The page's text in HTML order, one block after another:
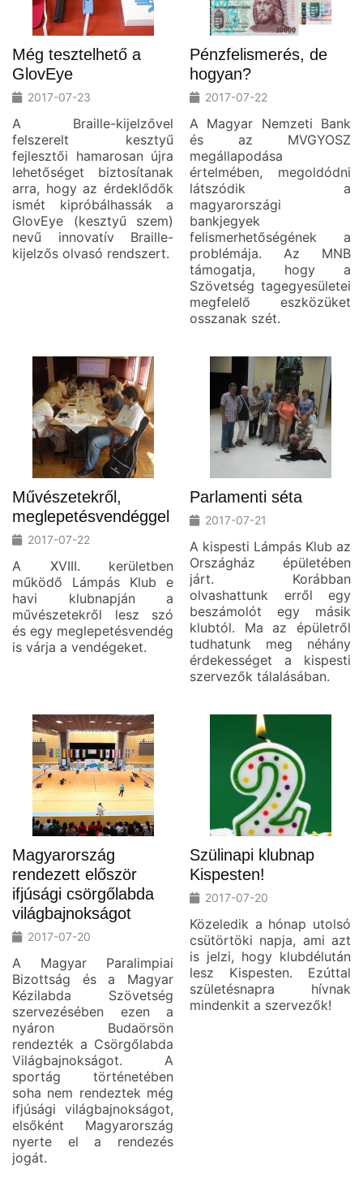
Még tesztelhető a
GlovEye
2017-07-23
A Braille-kijelzővel
felszerelt kesztyű
fejlesztői hamarosan újra
lehetőséget biztosítanak
arra, hogy az érdeklődők
ismét kipróbálhassák a
GlovEye (kesztyű szem)
nevű innovatív Braille-
kijelzős olvasó rendszert.
Pénzfelismerés, de
hogyan?
2017-07-22
A Magyar Nemzeti Bank
és az MVGYOSZ
megállapodása
értelmében, megoldódni
látszódik a
magyarországi
bankjegyek
felismerhetőségének a
problémája. Az MNB
támogatja, hogy a
Szövetség tagegyesületei
megfelelő eszközüket
osszanak szét.
Művészetekről,
meglepetésvendéggel
2017-07-22
A XVIII. kerületben
működő Lámpás Klub e
havi klubnapján a
művészetekről lesz szó
és egy meglepetésvendég
is várja a vendégeket.
Parlamenti séta
2017-07-21
A kispesti Lámpás Klub az
Országház épületében
járt. Korábban
olvashattunk erről egy
beszámolót egy másik
klubtól. Ma az épületről
tudhatunk meg néhány
érdekességet a kispesti
szervezők tálalásában.
Magyarország
rendezett először
ifjúsági csörgőlabda
világbajnokságot
2017-07-20
A Magyar Paralimpiai
Bizottság és a Magyar
Kézilabda Szövetség
szervezésében ezen a
nyáron Budaörsön
rendezték a Csörgőlabda
Világbajnokságot. A
sportág történetében
soha nem rendeztek még
ifjúsági világbajnokságot,
elsőként Magyarország
nyerte el a rendezés
jogát.
Szülinapi klubnap
Kispesten!
2017-07-20
Közeledik a hónap utolsó
csütörtöki napja, ami azt
is jelzi, hogy klubdélután
lesz Kispesten. Ezúttal
születésnapra hívnak
mindenkit a szervezők!